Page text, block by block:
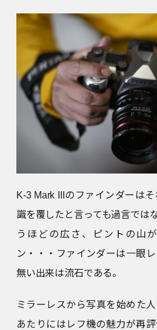
K-3 Mark IIIのファインダーは
識を覆したと言っても過言では
うほどの広さ、ピントの山
ン・・・ファインダーは一眼
無い出来は流石である。
ミラーレスから写真を始めた
あたりにはレフ機の魅力が再